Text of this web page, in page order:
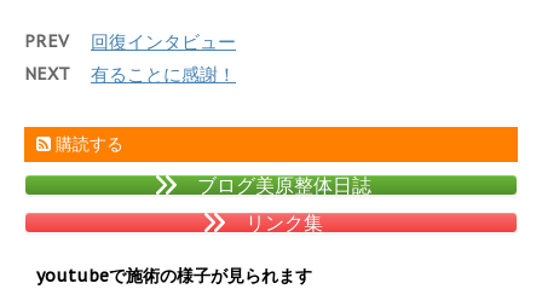
PREV 回復インタビュー
NEXT 有ることに感謝！
購読する
ブログ美原整体日誌
リンク集
youtubeで施術の様子が見られます